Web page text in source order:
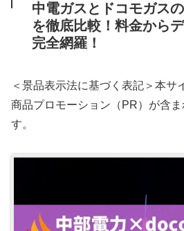
中電ガスとドコモガス
を徹底比較！料金から
完全網羅！
＜景品表示法に基づく表記＞本サ
商品プロモーション（PR）が含
す。